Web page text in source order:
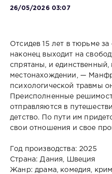
26/05/2026 03:07
Отсидев 15 лет в тюрьме
наконец выходит на
спрятаны, и единственный,
местонахождении, —
психологической травмы
Преисполненные
отправляются в
детство. По пути им
свои отношения и свое
Год производства: 2025
Страна: Дания, Швеция
Жанр: драма, комедия,